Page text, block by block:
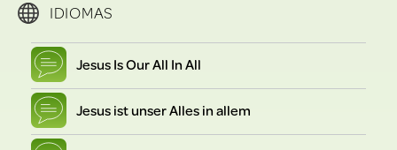
IDIOMAS
Jesus Is Our All In All
Jesus ist unser Alles in allem